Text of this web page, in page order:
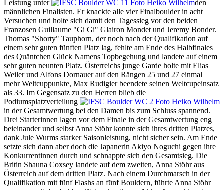
Leistung unter
den
männlichen Finalisten. Er knackte alle vier Finalboulder in acht
Versuchen und holte sich damit den Tagessieg vor den beiden
Franzosen Guillaume "Gi Gi" Glairon Mondet und Jeremy Bonder.
Thomas "Shorty" Tauphorn, der noch nach der Qualifikation auf
einem sehr guten fünften Platz lag, fehlte am Ende des Halbfinales
des Quäntchen Glück Namens Topbegehung und landete auf einem
sehr guten neunten Platz. Österreichs junge Garde holte mit Elias
Weiler und Alfons Dornauer auf den Rängen 25 und 27 einmal
mehr Weltcuppunkte, Max Rudigier beendete seinen Weltcupeinsatz
als 33. Im Gegensatz zu den Herren blieb die
Podiumsplatzverteilung
in der Gesamtwertung bei den Damen bis zum Schluss spannend.
Drei Starterinnen lagen vor dem Finale in der Gesamtwertung eng
beieinander und selbst Anna Stöhr konnte sich ihres dritten Platzes,
dank Jule Wurms starker Saisonleistung, nicht sicher sein. Am Ende
setzte sich dann aber doch die Japanerin Akiyo Noguchi gegen ihre
Konkurrentinnen durch und schnappte sich den Gesamtsieg. Die
Britin Shauna Coxsey landete auf dem zweiten, Anna Stöhr aus
Österreich auf dem dritten Platz. Nach einem Durchmarsch in der
Qualifikation mit fünf Flashs an fünf Bouldern, führte Anna Stöhr